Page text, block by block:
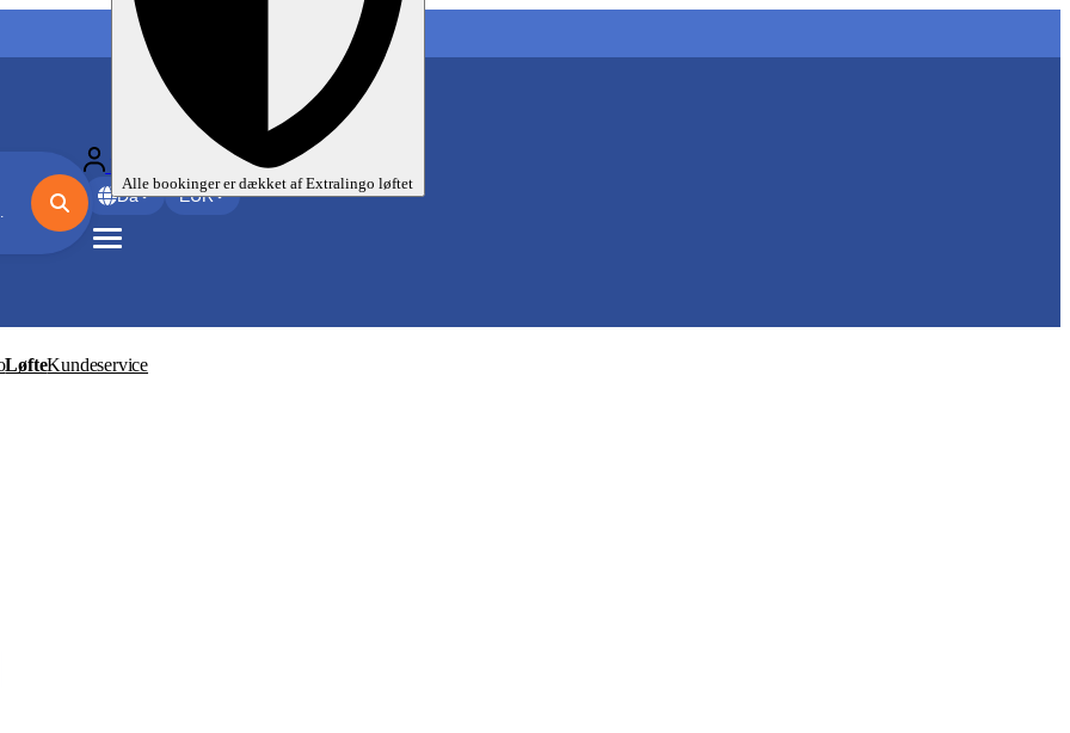
Alle bookinger er dækket afExtralingo løftet
Da EUR
LøfteKundeservice